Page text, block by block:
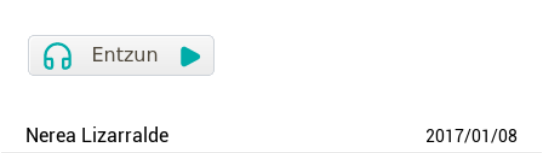
Nerea Lizarralde 2017/01/08